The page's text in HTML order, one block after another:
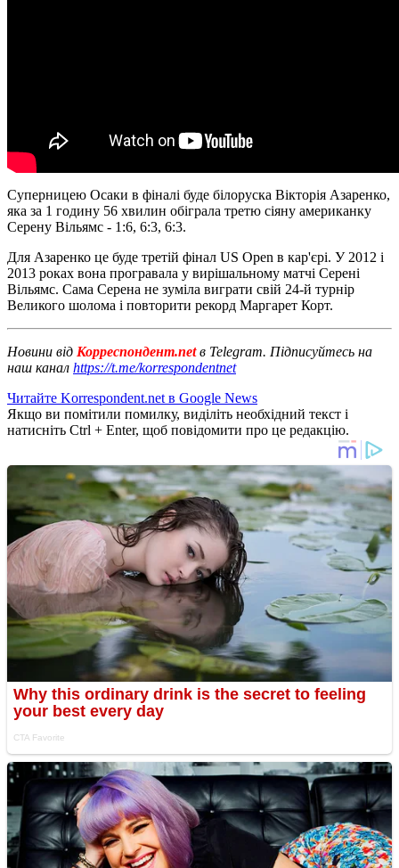
Суперницею Осаки в фіналі буде білоруска Вікторія Азаренко,
яка за 1 годину 56 хвилин обіграла третю сіяну американку
Серену Вільямс - 1:6, 6:3, 6:3.
Для Азаренко це буде третій фінал US Open в кар'єрі. У 2012 і
2013 роках вона програвала у вирішальному матчі Серені
Вільямс. Сама Серена не зуміла виграти свій 24-й турнір
Великого шолома і повторити рекорд Маргарет Корт.
Новини від Корреспондент.netв Telegram. Підписуйтесь на
наш канал https://t.me/korrespondentnet
Читайте Korrespondent.net в Google News
Якщо ви помітили помилку, виділіть необхідний текст і
натисніть Ctrl + Enter, щоб повідомити про це редакцію.